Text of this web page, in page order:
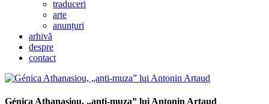
traduceri
arte
anunțuri
arhivă
despre
contact
Génica Athanasiou, „anti-muza” lui Antonin Artaud